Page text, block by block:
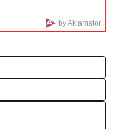
Nakon veridbe
imaju paralelne